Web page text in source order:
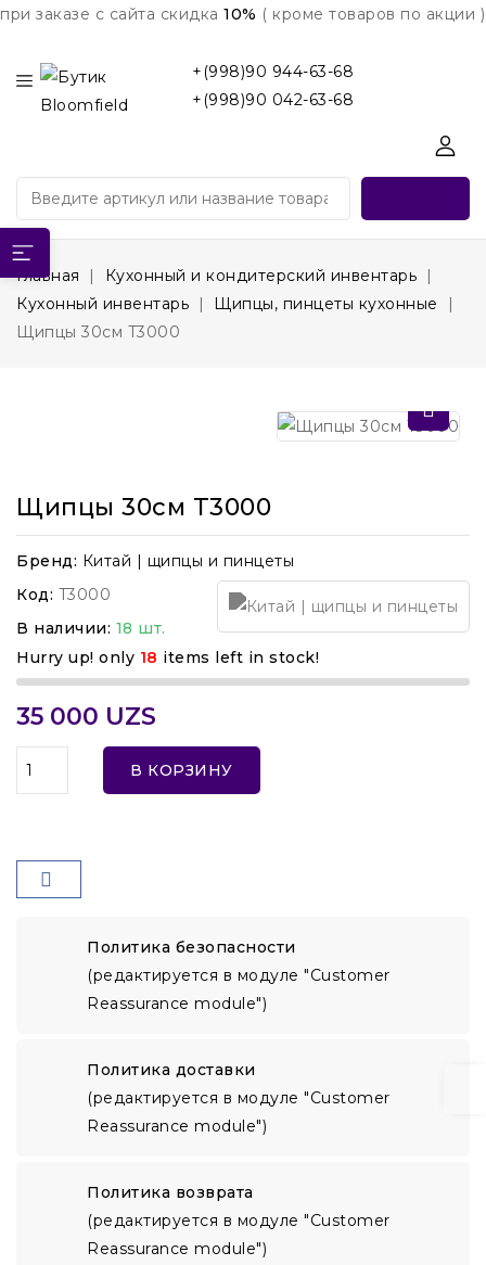
при заказе с сайта скидка 10% ( кроме товаров по акции )
+(998)90 944-63-68
+(998)90 042-63-68
Главная
Кухонный и кондитерский инвентарь
Кухонный инвентарь
Щипцы, пинцеты кухонные
Щипцы 30см T3000
Щипцы 30см T3000
Бренд: Китай | щипцы и пинцеты
Код: T3000
В наличии: 18 шт.
Hurry up! only 18 items left in stock!
35 000 UZS
В КОРЗИНУ
Политика безопасности
(редактируется в модуле "Customer
Reassurance module")
Политика доставки
(редактируется в модуле "Customer
Reassurance module")
Политика возврата
(редактируется в модуле "Customer
Reassurance module")